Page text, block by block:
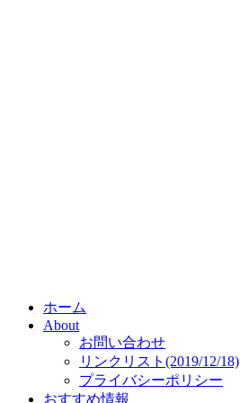
ホーム
About
お問い合わせ
リンクリスト(2019/12/18)
プライバシーポリシー
おすすめ情報